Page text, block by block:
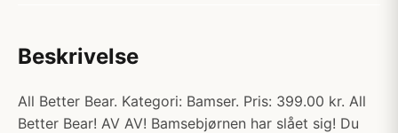
Beskrivelse
All Better Bear. Kategori: Bamser. Pris: 399.00 kr. All
Better Bear! AV AV! Bamsebjørnen har slået sig! Du